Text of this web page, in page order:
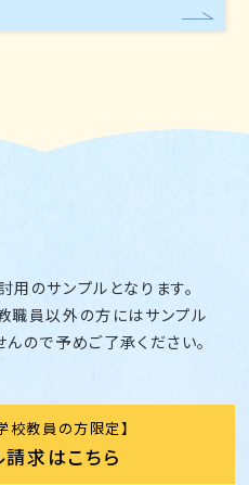
のサンプルとなります。
職員以外の方にはサンプル
ので予めご了承ください。
校教員の方限定
求はこちら